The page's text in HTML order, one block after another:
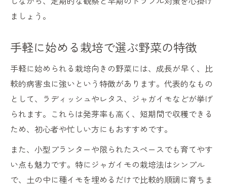
ましょう。
手軽に始める栽培で選ぶ野菜の特徴
手軽に始められる栽培向きの野菜には、成長が早く、比
較的病害虫に強いという特徴があります。代表的なもの
として、ラディッシュやレタス、ジャガイモなどが挙げ
られます。これらは発芽率も高く、短期間で収穫できる
ため、初心者や忙しい方にもおすすめです。
また、小型プランターや限られたスペースでも育てやす
い点も魅力です。特にジャガイモの栽培法はシンプル
で、土の中に種イモを埋めるだけで比較的順調に育ちま